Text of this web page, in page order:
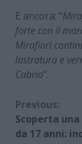
E ancora: “
forte con il
Mirafiori
lastratura e
Cabrio“.
Continue
Reading
Previous:
Scoperta
da 17 anni: